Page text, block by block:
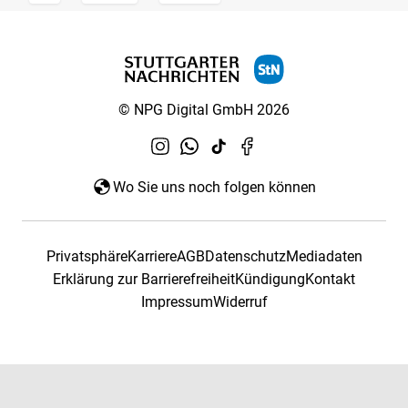
© NPG Digital GmbH 2026
Wo Sie uns noch folgen können
PrivatsphäreKarriereAGBDatenschutzMediadaten
Erklärung zur BarrierefreiheitKündigungKontakt
ImpressumWiderruf